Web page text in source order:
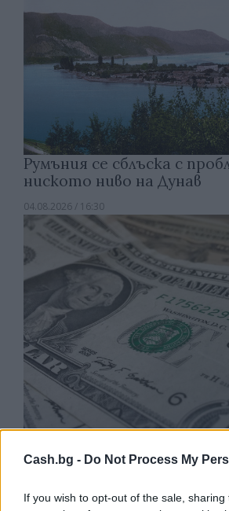
Cash.bg - Do Not Process My
If you wish to opt-out of the sale,
Румъния се сблъска с
ниското ниво на Дунав
04.08.2026 / 16:30
Търговският дефицит
нараснал с 36,4% през юни
04.08.2026 / 16:00